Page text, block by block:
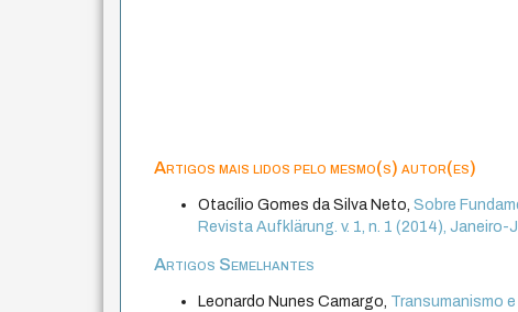
Artigos mais lidos pelo mesmo(s) autor(es)
Otacílio Gomes da Silva Neto,Sobre
Revista Aufklärung. v. 1, n. 1 (2014), Janeiro-
Artigos Semelhantes
Leonardo Nunes Camargo, Transumanismo